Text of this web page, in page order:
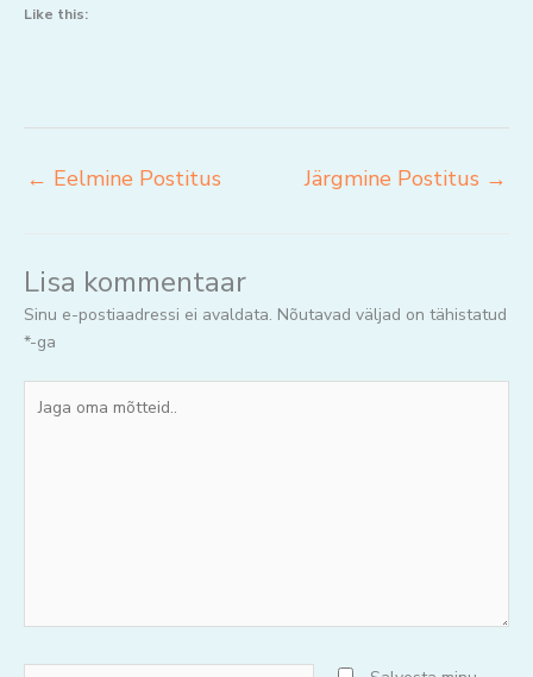
Like this:
← Eelmine Postitus Järgmine Postitus →
Lisa kommentaar
Sinu e-postiaadressi ei avaldata. Nõutavad väljad on tähistatud
*-ga
oma